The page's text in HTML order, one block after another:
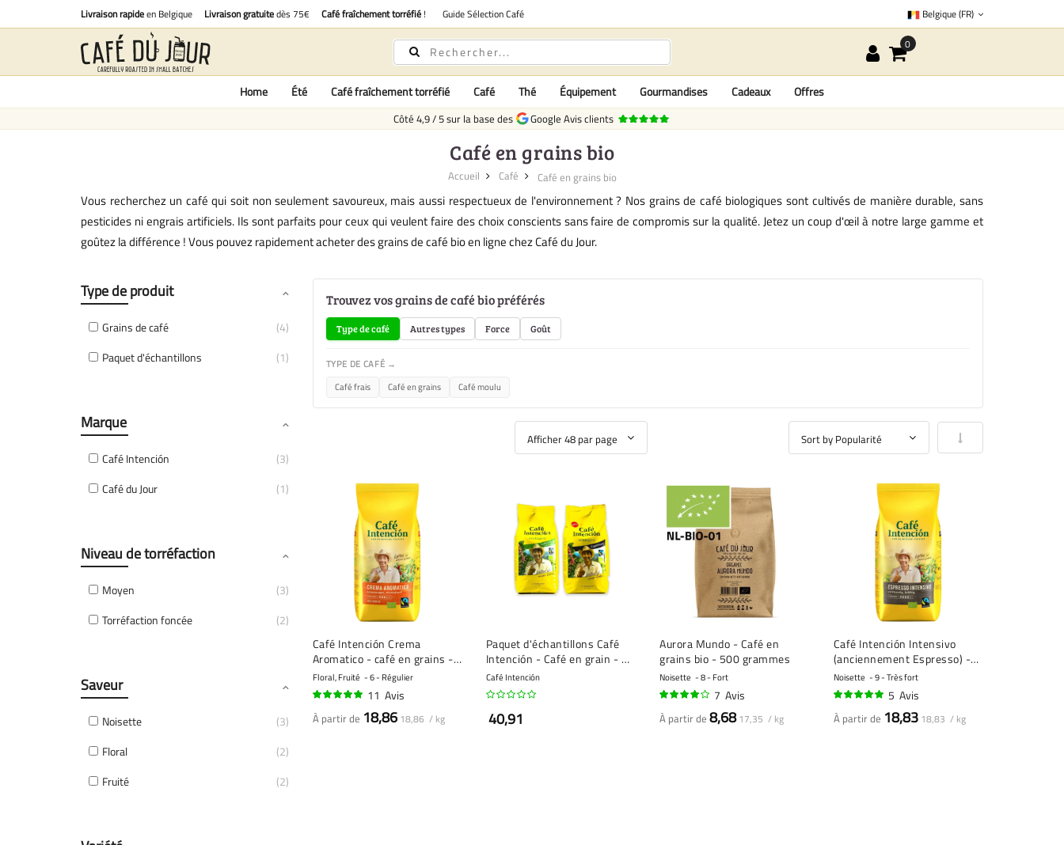
Livraison rapideen Belgique Livraison gratuitedès 75€ Café fraîchement torréfié ! Guide Sélection Café Belgique (FR)
Home Été Café fraîchement torréfié Café Thé Équipement Gourmandises Cadeaux Offres
Côté 4,9/5sur la base des Google Avis clients
Café en grains bio
Accueil Café Café en grains bio
Vous recherchez un café qui soit non seulement savoureux, mais aussi respectueux de l'environnement ? Nos grains de café biologiques sont cultivés de manière durable, sans
pesticides ni engrais artificiels. Ils sont parfaits pour ceux qui veulent faire des choix conscients sans faire de compromis sur la qualité. Jetez un coup d'œil à notre large gamme et
goûtez la différence ! Vous pouvez rapidement acheter des grains de café bio en ligne chez Café du Jour.
Trouvez vos grains de café bio préférés
Type de café Autres types Force Goût
TYPE DE CAFÉ →
Café frais
Café en grains Café moulu
Par ordre croissant
Café Intención Crema
Aromatico - café en grains -
1 kilo
Floral, Fruité 6 - Régulier
11 Avis
À partir de 18,86 18,86 / kg
Paquet d'échantillons Café
Intención - Café en grain - 2
x 1 kilo
Café Intención
40,91
Aurora Mundo - Café en
grains bio - 500 grammes
Noisette 8 - Fort
7Avis
À partir de 8,6817,35 / kg
Café Intención Intensivo
(anciennement Espresso) -
café en grains - 1 kilo
Noisette 9 - Très fort
5 Avis
À partir de 18,83 18,83 / kg
Type de produit
Grains de café
4
Paquet d'échantillons
1
Marque
Café Intención
3
Café du Jour
1
Niveau de torréfaction
Moyen
3
Torréfaction foncée
2
Saveur
Noisette
3
Floral
2
Fruité
2